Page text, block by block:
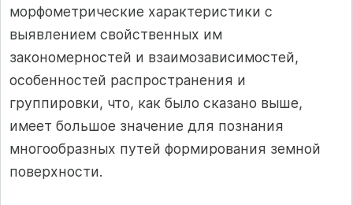
морфометрические характеристики с
выявлением свойственных им
закономерностей и взаимозависимостей,
особенностей распространения и
группировки, что, как было сказано выше,
имеет большое значение для познания
многообразных путей формирования земной
поверхности.